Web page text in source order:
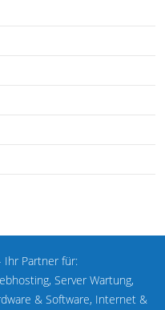
Ihr Partner für:
Server Wartung,
& Software, Internet &